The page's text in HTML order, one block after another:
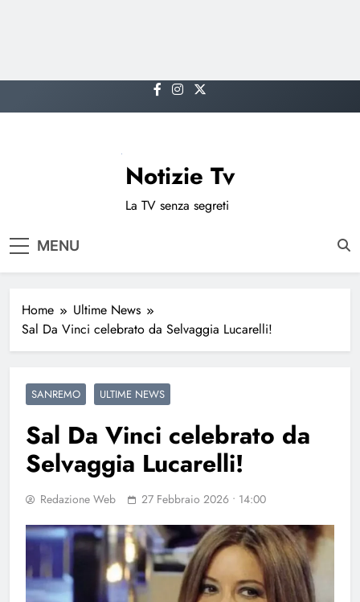
to
Notizie Tv
La TV senza segreti
MENU
Home
Ultime News
Sal Da Vinci celebrato da Selvaggia Lucarelli!
SANREMO ULTIME NEWS
Sal Da Vinci celebrato da
Selvaggia Lucarelli!
Redazione Web 27 Febbraio 2026 • 14:00